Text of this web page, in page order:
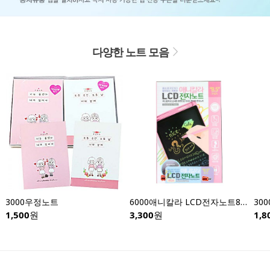
다양한 노트 모음
3000우정노트
1,500원
6000애니칼라 LCD전자노트8.5인치-낱개
3,300원